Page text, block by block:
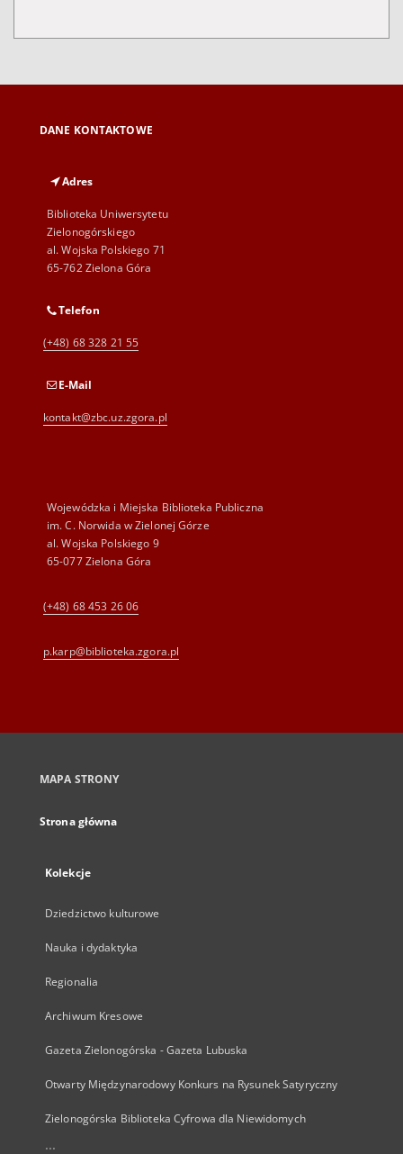
DANE KONTAKTOWE
Adres
Biblioteka Uniwersytetu
Zielonogórskiego
al. Wojska Polskiego 71
65-762 Zielona Góra
Telefon
(+48) 68 328 21 55
E-Mail
kontakt@zbc.uz.zgora.pl
Wojewódzka i Miejska Biblioteka Publiczna
im. C. Norwida w Zielonej Górze
al. Wojska Polskiego 9
65-077 Zielona Góra
(+48) 68 453 26 06
p.karp@biblioteka.zgora.pl
MAPA STRONY
Strona główna
Kolekcje
Dziedzictwo kulturowe
Nauka i dydaktyka
Regionalia
Archiwum Kresowe
Gazeta Zielonogórska - Gazeta Lubuska
Otwarty Międzynarodowy Konkurs na Rysunek Satyryczny
Zielonogórska Biblioteka Cyfrowa dla Niewidomych
...